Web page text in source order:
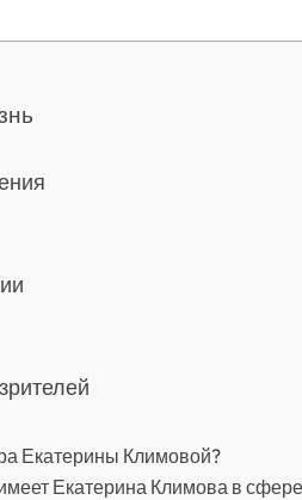
Екатерины Климовой?
Екатерина Климова в